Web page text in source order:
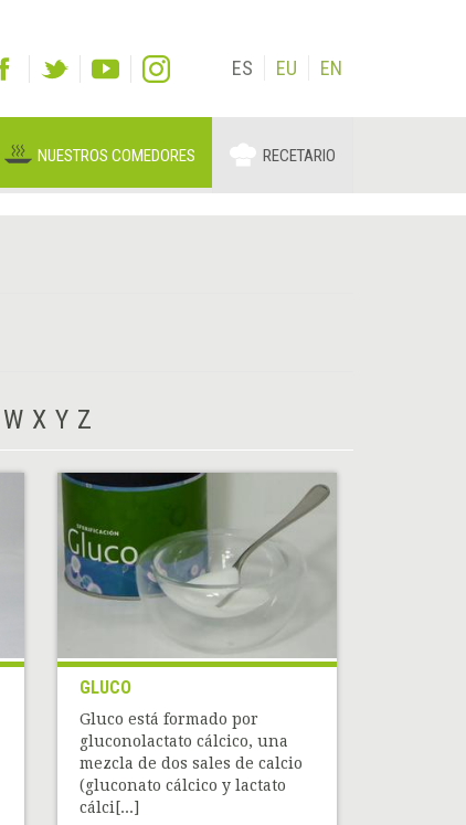
ES EU EN
NUESTROS COMEDORES RECETARIO
W X Y Z
GLUCO
Gluco está formado por
gluconolactato cálcico, una
mezcla de dos sales de calcio
(gluconato cálcico y lactato
cálci[...]